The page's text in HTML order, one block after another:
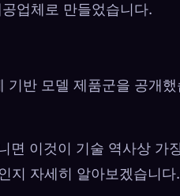
업체로 만들었습니다.
반 모델 제품군을 공개했
면 이것이 기술 역사상 가
지 자세히 알아보겠습니다.